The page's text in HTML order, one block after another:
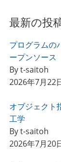
最新の投
プログラムの
ープンソース
By t-saitoh
2026年7月22
オブジェクト
工学
By t-saitoh
2026年7月20